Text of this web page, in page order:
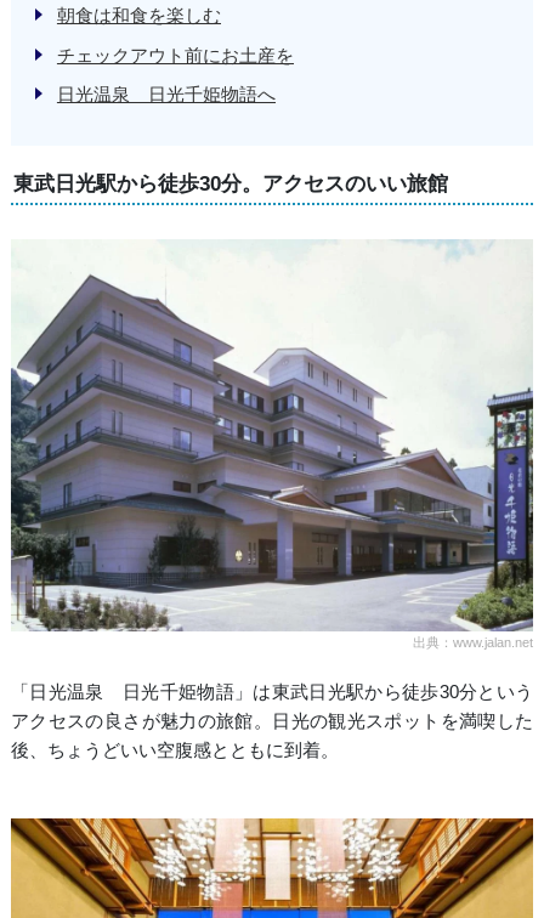
朝食は和食を楽しむ
チェックアウト前にお土産を
日光温泉 日光千姫物語へ
東武日光駅から徒歩30分。アクセスのいい旅館
出典：www.jalan.net
「日光温泉 日光千姫物語」は東武日光駅から徒歩30分という
アクセスの良さが魅力の旅館。日光の観光スポットを満喫した
後、ちょうどいい空腹感とともに到着。